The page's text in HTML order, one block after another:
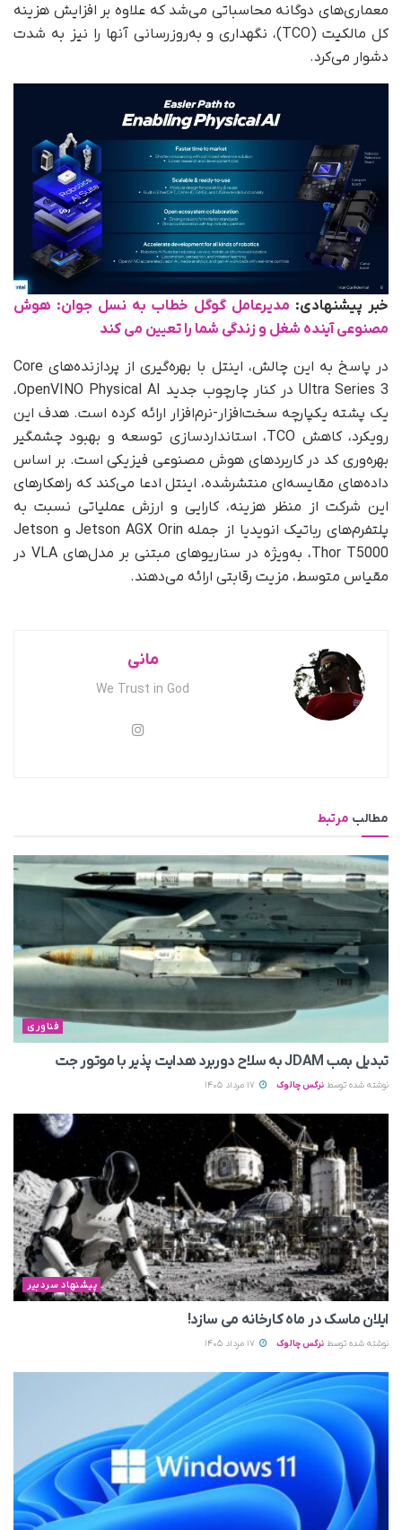
معماری‌های دوگانه محاسباتی می‌شد که علاوه بر افزایش هزینه
کل مالکیت (TCO)، نگهداری و به‌روزرسانی آنها را نیز به‌ شدت
دشوار می‌کرد.
خبر پیشنهادی: مدیرعامل گوگل خطاب به نسل جوان: هوش
مصنوعی آینده شغل و زندگی شما را تعیین می‌ کند
در پاسخ به این چالش، اینتل با بهره‌گیری از پردازنده‌های Core
Ultra Series 3 در کنار چارچوب جدید OpenVINO Physical AI،
یک پشته یکپارچه سخت‌افزار-نرم‌افزار ارائه کرده است. هدف این
رویکرد، کاهش TCO، استانداردسازی توسعه و بهبود چشمگیر
بهره‌وری کد در کاربردهای هوش مصنوعی فیزیکی است. بر اساس
داده‌های مقایسه‌ای منتشرشده، اینتل ادعا می‌کند که راهکارهای
این شرکت از منظر هزینه، کارایی و ارزش عملیاتی نسبت به
پلتفرم‌های رباتیک انویدیا از جمله Jetson AGX Orin و Jetson
Thor T5000، به‌ویژه در سناریوهای مبتنی بر مدل‌های VLA در
مقیاس متوسط، مزیت رقابتی ارائه می‌دهند.
مانی
We Trust in God
مطالب مرتبط
فناوری
تبدیل بمب JDAM به سلاح دوربرد هدایت پذیر با موتور جت
نوشته شده توسط نرگس چالوک
پیشنهاد سردبیر
ایلان ماسک در ماه کارخانه می سازد!
نوشته شده توسط نرگس چالوک